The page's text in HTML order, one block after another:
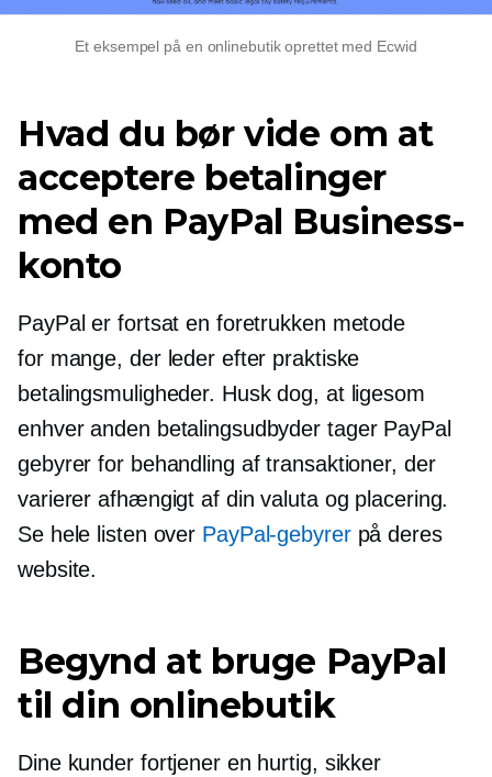
Et eksempel på en onlinebutik oprettet med Ecwid
Hvad du bør vide om at
acceptere betalinger
med en PayPal Business-
konto
PayPal er fortsat en foretrukken metode
for mange, der leder efter praktiske
betalingsmuligheder. Husk dog, at ligesom
enhver anden betalingsudbyder tager PayPal
gebyrer for behandling af transaktioner, der
varierer afhængigt af din valuta og placering.
Se hele listen over PayPal-gebyrerpå deres
website.
Begynd at bruge PayPal
til din onlinebutik
Dine kunder fortjener en hurtig, sikker